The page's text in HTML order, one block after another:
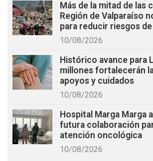
Más de la mitad de las
Región de Valparaíso
para reducir riesgos
10/08/2026
Histórico avance para
millones fortalecerán
apoyos y cuidados
10/08/2026
Hospital Marga Marga
futura colaboración
atención oncológica
10/08/2026